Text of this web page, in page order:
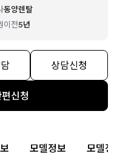
동양렌탈
이전5년
상담신청
신청
모델정보 모델